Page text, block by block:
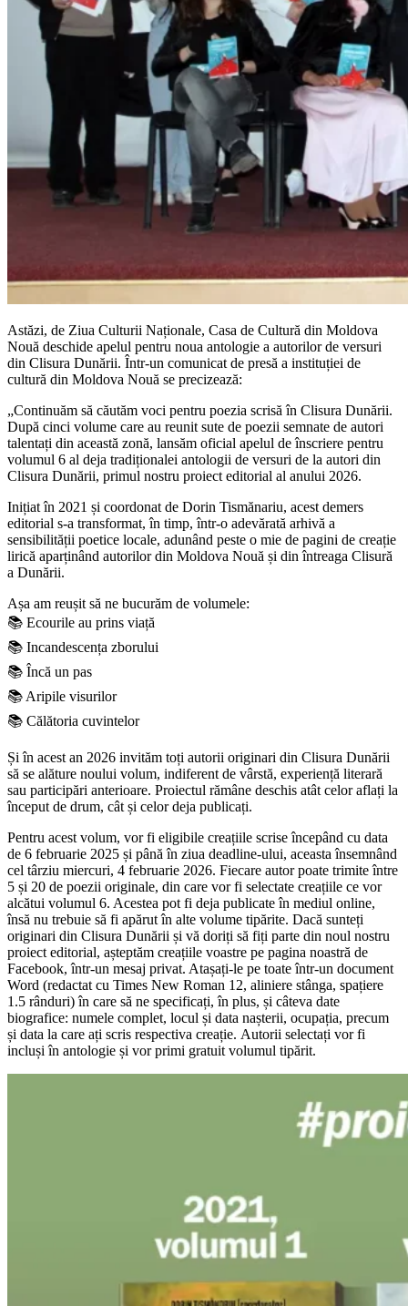
Astăzi, de Ziua Culturii Naționale, Casa de Cultură din Moldova
Nouă deschide apelul pentru noua antologie a autorilor de versuri
din Clisura Dunării. Într-un comunicat de presă a instituției de
cultură din Moldova Nouă se precizează:
„Continuăm să căutăm voci pentru poezia scrisă în Clisura Dunării.
După cinci volume care au reunit sute de poezii semnate de autori
talentați din această zonă, lansăm oficial apelul de înscriere pentru
volumul 6 al deja tradiționalei antologii de versuri de la autori din
Clisura Dunării, primul nostru proiect editorial al anului 2026.
Inițiat în 2021 și coordonat de Dorin Tismănariu, acest demers
editorial s-a transformat, în timp, într-o adevărată arhivă a
sensibilității poetice locale, adunând peste o mie de pagini de creație
lirică aparținând autorilor din Moldova Nouă și din întreaga Clisură
a Dunării.
Așa am reușit să ne bucurăm de volumele:
📚 Ecourile au prins viață
📚 Incandescența zborului
📚 Încă un pas
📚 Aripile visurilor
📚 Călătoria cuvintelor
Și în acest an 2026 invităm toți autorii originari din Clisura Dunării
să se alăture noului volum, indiferent de vârstă, experiență literară
sau participări anterioare. Proiectul rămâne deschis atât celor aflați la
început de drum, cât și celor deja publicați.
Pentru acest volum, vor fi eligibile creațiile scrise începând cu data
de 6 februarie 2025 și până în ziua deadline-ului, aceasta însemnând
cel târziu miercuri, 4 februarie 2026. Fiecare autor poate trimite între
5 și 20 de poezii originale, din care vor fi selectate creațiile ce vor
alcătui volumul 6. Acestea pot fi deja publicate în mediul online,
însă nu trebuie să fi apărut în alte volume tipărite. Dacă sunteți
originari din Clisura Dunării și vă doriți să fiți parte din noul nostru
proiect editorial, așteptăm creațiile voastre pe pagina noastră de
Facebook, într-un mesaj privat. Atașați-le pe toate într-un document
Word (redactat cu Times New Roman 12, aliniere stânga, spațiere
1.5 rânduri) în care să ne specificați, în plus, și câteva date
biografice: numele complet, locul și data nașterii, ocupația, precum
și data la care ați scris respectiva creație. Autorii selectați vor fi
incluși în antologie și vor primi gratuit volumul tipărit.